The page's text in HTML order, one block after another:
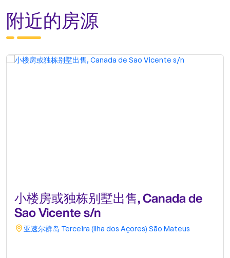
附近的房源
小楼房或独栋别墅出售, Canada de
Sao Vicente s/n
亚速尔群岛 Terceira (Ilha dos Açores) São Mateus